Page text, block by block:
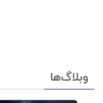
کهن‌الگو نقشه‌ی
بیرونی
وبلاگ‌ها